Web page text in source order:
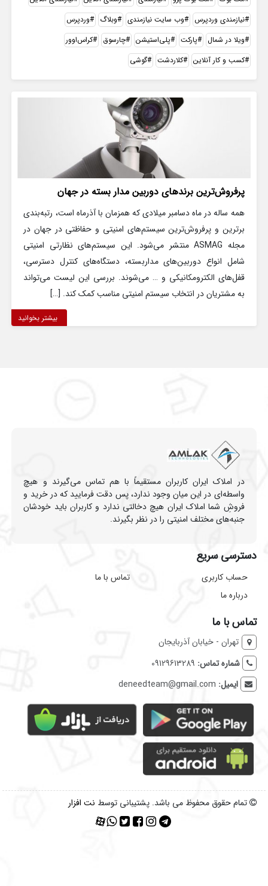
نیازمندی وردپرس
وب سایت نیازمندی وبلاگ
وردپرس
ویلا در شمال
پارکت پلی‌استیشن چارسوق
کراس‌اوور
کسب و کار آنلاین
کلاردشت گوشی
پرفروش‌ترین برندهای دوربین مدار بسته در جهان
همه ساله در ماه دسامبر میلادی که همزمان با آذرماه است، رتبه‌بندی
برترین و پرفروش‌ترین سیستم‌های امنیتی و حفاظتی در جهان در
مجله ASMAG منتشر می‌شود. این سیستم‌های نظارتی امنیتی
شامل انواع دوربین‌های مداربسته، دستگاه‌های کنترل دسترسی،
قفل‌های الکترومکانیکی و … می‌شوند. بررسی این لیست می‌تواند
به مشتریان در انتخاب سیستم امنیتی مناسب کمک‌ کند. […]
بیشتر بخوانید
در املاک ایران کاربران مستقیماً با هم تماس می‌گیرند و هیچ
واسطه‌ای در این میان وجود ندارد، پس دقت فرمایید که در خرید و
فروشِ شما املاک ایران هیچ دخالتی ندارد و کاربران باید خودشان
جنبه‌های مختلف امنیتی را در نظر بگیرند.
دسترسی سریع
حساب کاربری
درباره ما
تماس با ما
تماس با ما
تهران - خیابان آذربایجان
شماره تماس: 09129613289
ایمیل: deneedteam@gmail.com
تمام حقوق محفوظ می باشد. پشتیبانی توسط نت افزار